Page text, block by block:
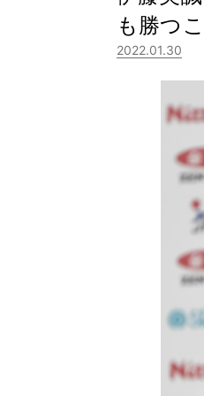
も勝つ
2022.01.30